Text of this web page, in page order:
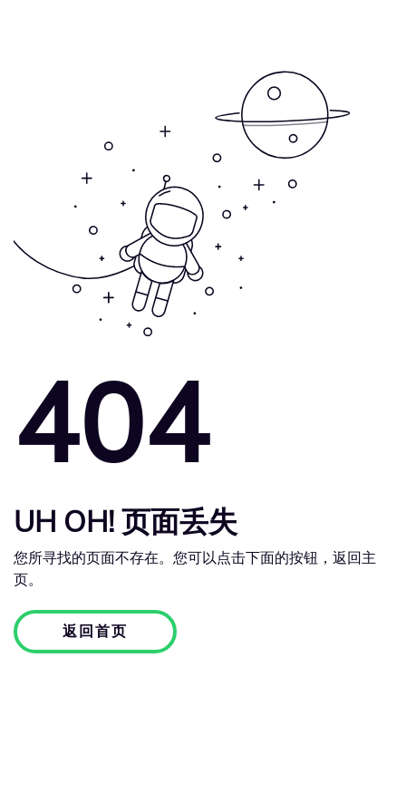
404
UH OH! 页面丢失
您所寻找的页面不存在。您可以点击下面的按钮，返回主
页。
返回首页